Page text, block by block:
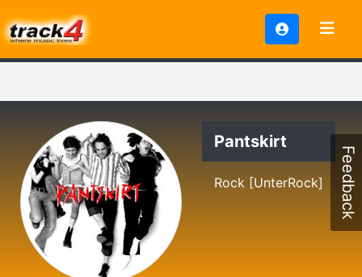
Pantskirt
Rock [UnterRock] Feedback